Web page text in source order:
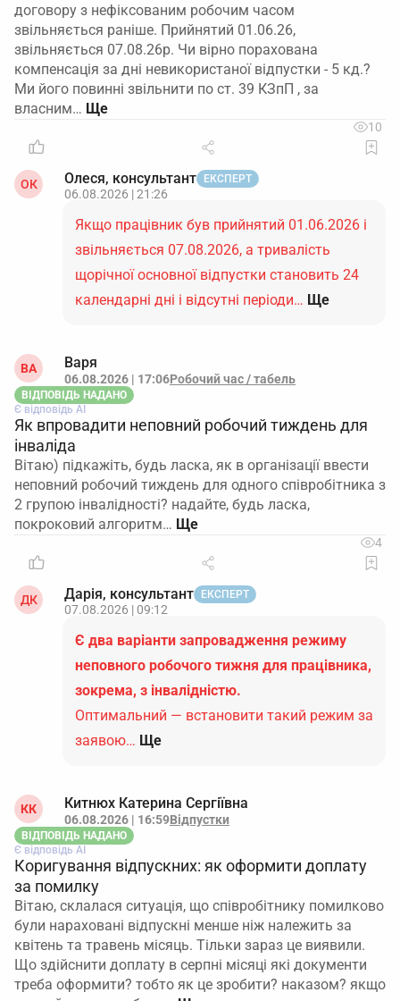
договору з нефіксованим робочим часом
звільняється раніше. Прийнятий 01.06.26,
звільняється 07.08.26р. Чи вірно порахована
компенсація за дні невикористаної відпустки - 5 кд.?
Ми його повинні звільнити по ст. 39 КЗпП , за
власним…
10
ОК Олеся, консультант ЕКСПЕРТ
06.08.2026 | 21:26
Якщо працівник був прийнятий 01.06.2026 і
звільняється 07.08.2026, а тривалість
щорічної основної відпустки становить 24
календарні дні і відсутні періоди… Ще
ВА Варя
06.08.2026 | 17:06Робочий час / табель
ВІДПОВІДЬ НАДАНО
Є відповідь АІ
Як впровадити неповний робочий тиждень для
інваліда
Вітаю) підкажіть, будь ласка, як в організації ввести
неповний робочий тиждень для одного співробітника з
2 групою інвалідності? надайте, будь ласка,
покроковий алгоритм…
4
ДК Дарія, консультант ЕКСПЕРТ
07.08.2026 | 09:12
Є два варіанти запровадження режиму
неповного робочого тижня для працівника,
зокрема, з інвалідністю.
Оптимальний — встановити такий режим за
заявою… Ще
КК Китнюх Катерина Сергіївна
06.08.2026 | 16:59Відпустки
ВІДПОВІДЬ НАДАНО
Є відповідь АІ
Коригування відпускних: як оформити доплату
за помилку
Вітаю, склалася ситуація, що співробітнику помилково
були нараховані відпускні менше ніж належить за
квітень та травень місяць. Тільки зараз це виявили.
Що здійснити доплату в серпні місяці які документи
треба оформити? тобто як це зробити? наказом? якщо